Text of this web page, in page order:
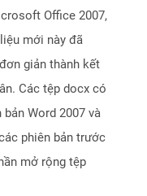
Office 2007,
mới này đã
giản thành kết
Các tệp docx có
Word 2007 và
phiên bản trước
mở rộng tệp